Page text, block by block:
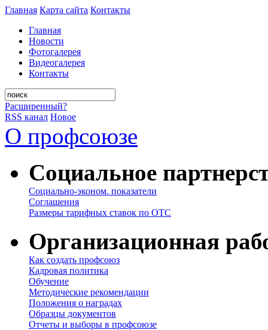
Главная Карта сайта Контакты
Главная
Новости
Фотогалерея
Видеогалерея
Контакты
Расширенный?
RSS канал Новое
О профсоюзе
Социальное
Социально-эконом. показатели
Соглашения
Размеры тарифных ставок по ОТС
Организационная
Как создать профсоюз
Кадровая политика
Обучение
Методические рекомендации
Положения о наградах
Образцы документов
Отчеты и выборы в профсоюзе